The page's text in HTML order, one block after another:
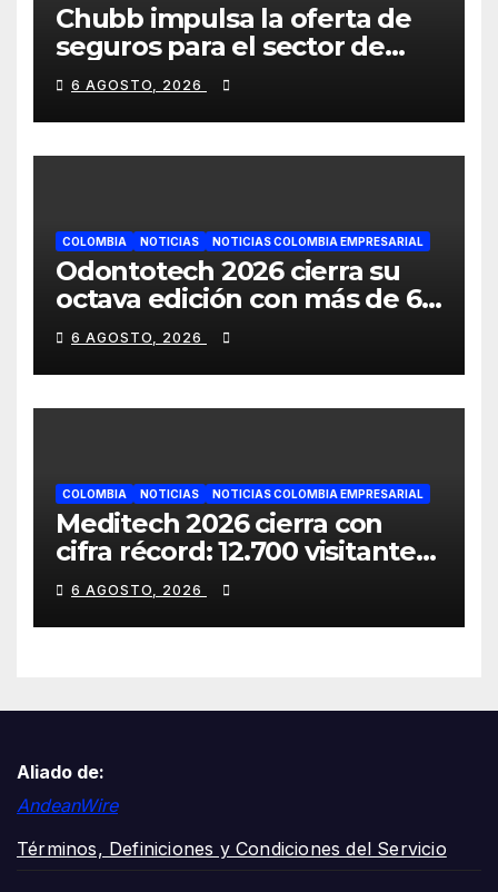
Chubb impulsa la oferta de
seguros para el sector de
energías renovables en
América Latina
6 AGOSTO, 2026
COLOMBIA NOTICIAS NOTICIAS COLOMBIA EMPRESARIAL
Odontotech 2026 cierra su
octava edición con más de 6
mil visitantes
6 AGOSTO, 2026
COLOMBIA NOTICIAS NOTICIAS COLOMBIA EMPRESARIAL
Meditech 2026 cierra con
cifra récord: 12.700 visitantes,
cerca de 300 expositores y 16
países participantes
6 AGOSTO, 2026
Aliado de:
AndeanWire
Términos, Definiciones y Condiciones del Servicio